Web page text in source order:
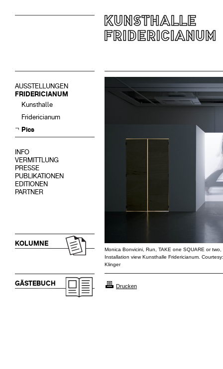
AUSSTELLUNGEN
FRIDERICIANUM
Kunsthalle
Fridericianum
Pics
INFO
VERMITTLUNG
PRESSE
PUBLIKATIONEN
EDITIONEN
PARTNER
KOLUMNE
GÄSTEBUCH
Monica Bonvicini, Run, TAKE one SQUARE or two,
Installation view Kunsthalle Fridericianum.
Klinger
Drucken